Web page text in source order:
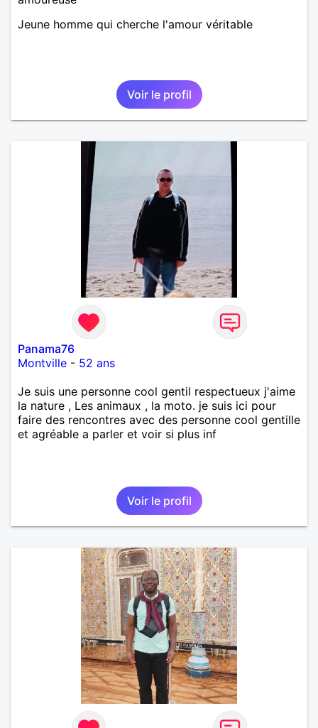
Jeune homme qui cherche l'amour véritable
Voir le profil
Panama76
Montville - 52 ans
Je suis une personne cool gentil respectueux j'aime
la nature , Les animaux , la moto. je suis ici pour
faire des rencontres avec des personne cool gentille
et agréable a parler et voir si plus inf
Voir le profil